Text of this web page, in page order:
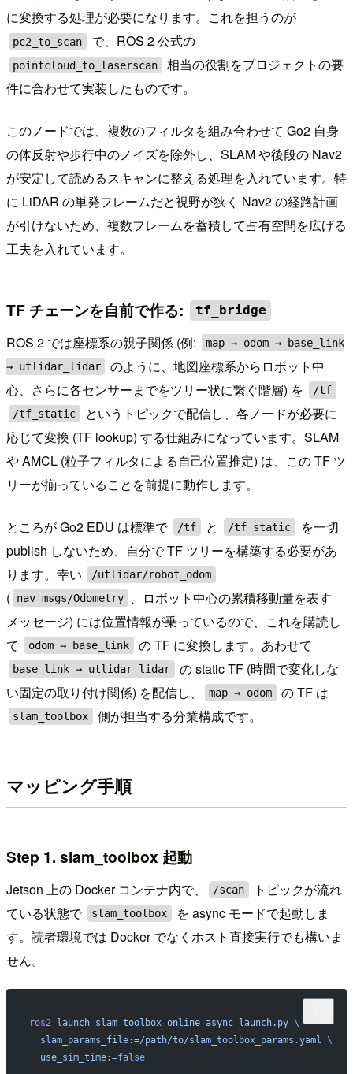
に変換する処理が必要になります。これを担うのが
pc2_to_scan で、ROS 2 公式の
pointcloud_to_laserscan
相当の役割をプロジェクトの要
件に合わせて実装したものです。
このノードでは、複数のフィルタを組み合わせて Go2 自身
の体反射や歩行中のノイズを除外し、SLAM や後段の Nav2
が安定して読めるスキャンに整える処理を入れています。特
に LiDAR の単発フレームだと視野が狭く Nav2 の経路計画
が引けないため、複数フレームを蓄積して占有空間を広げる
工夫を入れています。
TF チェーンを自前で作る: tf_bridge
ROS 2 では座標系の親子関係 (例:
map → odom → base_link
→ utlidar_lidar
のように、地図座標系からロボット中
心、さらに各センサーまでをツリー状に繋ぐ階層) を
/tf
/tf_static
というトピックで配信し、各ノードが必要に
応じて変換 (TF lookup) する仕組みになっています。SLAM
や AMCL (粒子フィルタによる自己位置推定) は、この TF ツ
リーが揃っていることを前提に動作します。
ところが Go2 EDU は標準で /tf と /tf_static
を一切
publish しないため、自分で TF ツリーを構築する必要があ
ります。幸い
/utlidar/robot_odom
( nav_msgs/Odometry
、ロボット中心の累積移動量を表す
メッセージ) には位置情報が乗っているので、これを購読し
て
odom → base_link の TF に変換します。あわせて
base_link → utlidar_lidar
の static TF (時間で変化しな
い固定の取り付け関係) を配信し、
map → odom の TF は
slam_toolbox 側が担当する分業構成です。
マッピング手順
Step 1. slam_toolbox 起動
Jetson 上の Docker コンテナ内で、 /scan
トピックが流れ
ている状態で
slam_toolbox
を async モードで起動しま
す。読者環境では Docker でなくホスト直接実行でも構いま
せん。
ros2 launch slam_toolbox online_async_launch.py \
  slam_params_file:=/path/to/slam_toolbox_params.yaml
\
  use_sim_time:=
false